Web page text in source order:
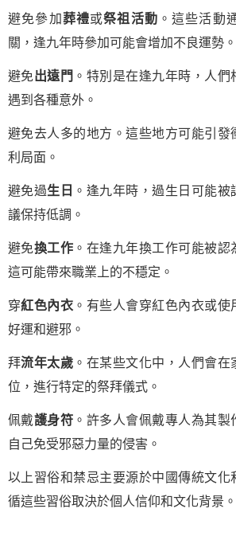
避免參加葬禮或祭祖活動 。這些活動
關，逢九年時參加可能會增加不良運勢。
避免出遠門 。特別是在逢九年時，人
遇到各種意外。
避免去人多的地方。這些地方可能引發
利局面。
避免過生日 。逢九年時，過生日可能
議保持低調。
避免換工作 。在逢九年換工作可能被
這可能帶來職業上的不穩定。
穿紅色內衣 。有些人會穿紅色內衣或
好運和避邪。
拜流年太歲 。在某些文化中，人們會
位，進行特定的祭拜儀式。
佩戴護身符 。許多人會佩戴專人為其
自己免受邪惡力量的侵害。
以上習俗和禁忌主要源於中國傳統文化
循這些習俗取決於個人信仰和文化背景。